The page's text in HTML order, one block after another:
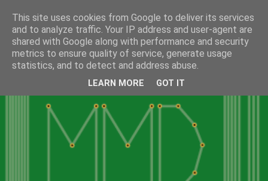
This site uses cookies from Google to deliver its services
and to analyze traffic. Your IP address and user-agent are
shared with Google along with performance and security
metrics to ensure quality of service, generate usage
statistics, and to detect and address abuse.
LEARN MORE GOT IT